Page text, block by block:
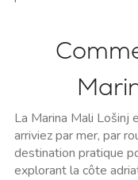
La Marina Mali Lošinj
arriviez par mer, par
destination pratique
explorant la côte